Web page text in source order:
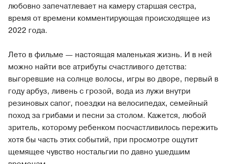
любовно запечатлевает на камеру старшая сестра,
время от времени комментирующая происходящее из
2022 года.
Лето в фильме — настоящая маленькая жизнь. И в ней
можно найти все атрибуты счастливого детства:
выгоревшие на солнце волосы, игры во дворе, первый в
году арбуз, ливень с грозой, вода из лужи внутри
резиновых сапог, поездки на велосипедах, семейный
поход за грибами и песни за столом. Кажется, любой
зритель, которому ребенком посчастливилось пережить
хотя бы часть этих событий, при просмотре ощутит
щемящее чувство ностальгии по давно ушедшим